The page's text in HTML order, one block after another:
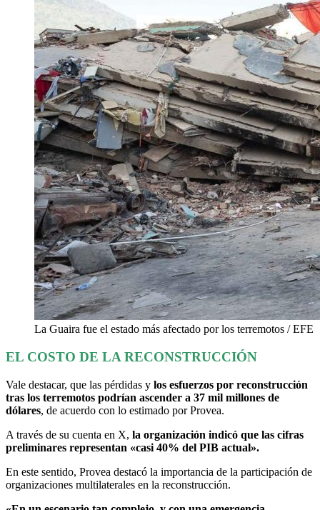
La Guaira fue el estado más afectado por los terremotos / EFE
EL COSTO DE LA RECONSTRUCCIÓN
Vale destacar, que las pérdidas y los esfuerzos por reconstrucción
tras los terremotos podrían ascender a 37 mil millones de
dólares, de acuerdo con lo estimado por Provea.
A través de su cuenta en X, la organización indicó que las cifras
preliminares representan «casi 40% del PIB actual».
En este sentido, Provea destacó la importancia de la participación de
organizaciones multilaterales en la reconstrucción.